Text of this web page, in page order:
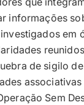
que
informações
em
de sigilo
associativas
Sem